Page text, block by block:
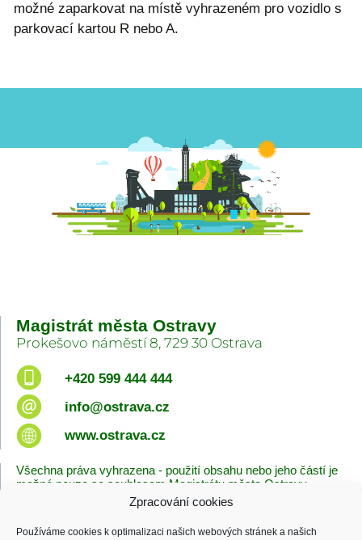
Zpracování cookies
Používáme cookies k optimalizaci našich webových stránek a našich
možné zaparkovat na místě vyhrazeném pro vozidlo s
parkovací kartou R nebo A.
Magistrát města Ostravy
Prokešovo náměstí 8, 729 30 Ostrava
+420 599 444 444
info@ostrava.cz
www.ostrava.cz
Všechna práva vyhrazena - použití obsahu nebo jeho částí je
možné pouze se souhlasem Magistrátu města Ostravy.
Zásady cookies